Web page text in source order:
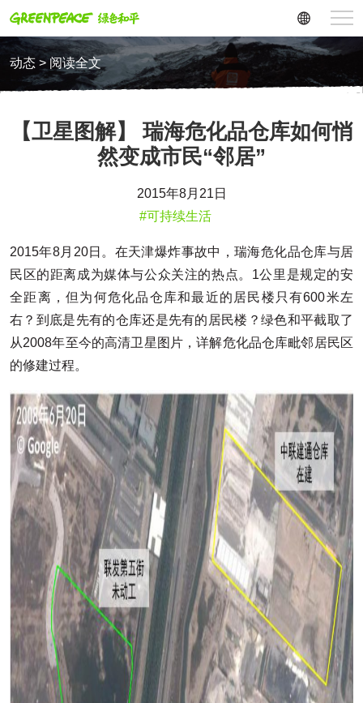
动态 > 阅读全文
【卫星图解】 瑞海危化品仓库如何悄
然变成市民“邻居”
2015年8月21日
#可持续生活
2015年8月20日。在天津爆炸事故中，瑞海危化品仓库与居
民区的距离成为媒体与公众关注的热点。1公里是规定的安
全距离，但为何危化品仓库和最近的居民楼只有600米左
右？到底是先有的仓库还是先有的居民楼？绿色和平截取了
从2008年至今的高清卫星图片，详解危化品仓库毗邻居民区
的修建过程。